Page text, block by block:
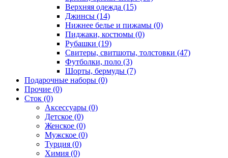
Верхняя одежда (15)
Джинсы (14)
Нижнее белье и пижамы (0)
Пиджаки, костюмы (0)
Рубашки (19)
Свитеры, свитшоты, толстовки (47)
Футболки, поло (3)
Шорты, бермуды (7)
Подарочные наборы (0)
Прочие (0)
Сток (0)
Аксессуары (0)
Детское (0)
Женское (0)
Мужское (0)
Турция (0)
Химия (0)